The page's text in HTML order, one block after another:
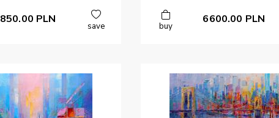
850.00 PLN
save buy
6600.00 PLN